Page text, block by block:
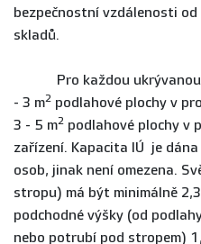
bezpečnostní vzdálenosti
skladů.
Pro každou ukrývanou
- 3 m2 podlahové plochy v
3 - 5 m2 podlahové plochy v
zařízení. Kapacita IÚ je
osob, jinak není omezena.
stropu) má být minimálně
podchodné výšky (od
nebo potrubí pod stropem)